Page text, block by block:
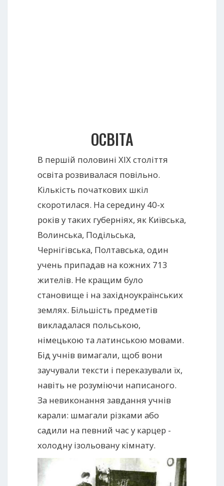
ОСВІТА
В першій половині XIX століття
освіта розвивалася повільно.
Кількість початкових шкіл
скоротилася. На середину 40-х
років у таких губерніях, як Київська,
Волинська, Подільська,
Чернігівська, Полтавська, один
учень припадав на кожних 713
жителів. Не кращим було
становище і на західноукраїнських
землях. Більшість предметів
викладалася польською,
німецькою та латинською мовами.
Бід учнів вимагали, щоб вони
заучували тексти і переказували їх,
навіть не розуміючи написаного.
За невиконання завдання учнів
карали: шмагали різками або
садили на певний час у карцер -
холодну ізольовану кімнату.